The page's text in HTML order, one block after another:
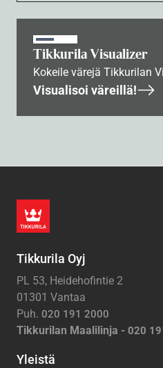
Tikkurila Visualizer
Kokeile värejä Tikkurilan
Visualisoi väreillä!
Tikkurila Oyj
PL 53, Heidehofintie 2
01301 Vantaa
Puh. 020 191 2000
Tikkurilan Maalilinja - 020
Yleistä